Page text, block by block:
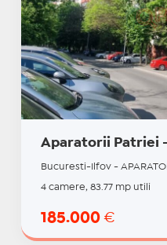
Aparatorii Patriei
Bucuresti-Ilfov -
4 camere, 83.77 mp utili
185.000 €